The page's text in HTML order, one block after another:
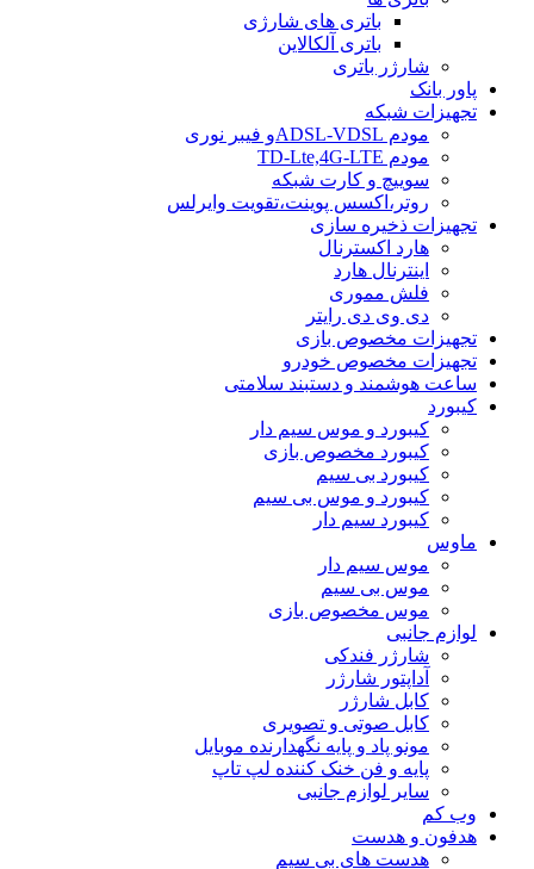
باتری های شارژی
باتری آلکالاین
شارژر باتری
پاور بانک
تجهیزات شبکه
مودم ADSL-VDSLو فیبر نوری
مودم TD-Lte,4G-LTE
سوییچ و کارت شبکه
روتر،اکسس پوینت،تقویت وایرلس
تجهیزات ذخیره سازی
هارد اکسترنال
اینترنال هارد
فلش مموری
دی وی دی رایتر
تجهیزات مخصوص بازی
تجهیزات مخصوص خودرو
ساعت هوشمند و دستبند سلامتی
کیبورد
کیبورد و موس سیم دار
کیبورد مخصوص بازی
کیبورد بی سیم
کیبورد و موس بی سیم
کیبورد سیم دار
ماوس
موس سیم دار
موس بی سیم
موس مخصوص بازی
لوازم جانبی
شارژر فندکی
آداپتور شارژر
کابل شارژر
کابل صوتی و تصویری
مونو پاد و پایه نگهدارنده موبایل
پایه و فن خنک کننده لپ تاپ
سایر لوازم جانبی
وب کم
هدفون و هدست
هدست های بی سیم